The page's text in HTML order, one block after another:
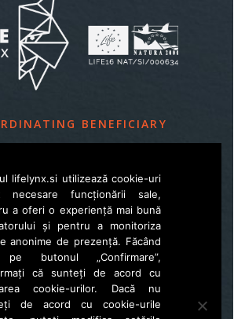
BENEFICIARY
Slovenia Forest Service
pot 2, SI – 1000 Ljubljana
Elife.lynx.eu@gmail.com
Wwww.zgs.si
Sitemap
lifelynx.si utilizează cookie-uri
necesare funcționării sale,
a oferi o experiență mai bună
și pentru a monitoriza
anonime de prezență. Făcând
butonul „Confirmare”,
că sunteți de acord cu
cookie-urilor. Dacă nu
de acord cu cookie-urile